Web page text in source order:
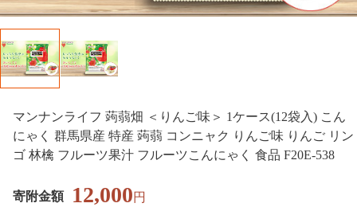
マンナンライフ 蒟蒻畑 ＜りんご味＞ 1ケース(12袋入) こん
にゃく 群馬県産 特産 蒟蒻 コンニャク りんご味 りんご リン
ゴ 林檎 フルーツ果汁 フルーツこんにゃく 食品 F20E-538
寄附金額 12,000円